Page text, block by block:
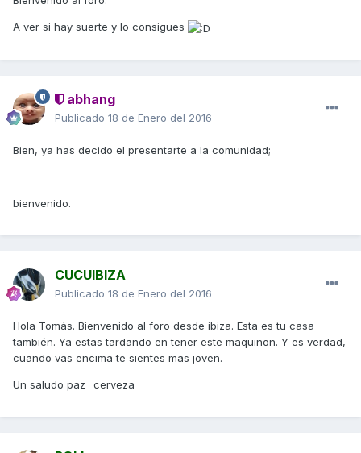
A ver si hay suerte y lo consigues
abhang
Publicado 18 de Enero del 2016
Bien, ya has decido el presentarte a la comunidad;
bienvenido.
CUCUIBIZA
Publicado 18 de Enero del 2016
Hola Tomás. Bienvenido al foro desde ibiza. Esta es tu casa
también. Ya estas tardando en tener este maquinon. Y es verdad,
cuando vas encima te sientes mas joven.
Un saludo paz_ cerveza_